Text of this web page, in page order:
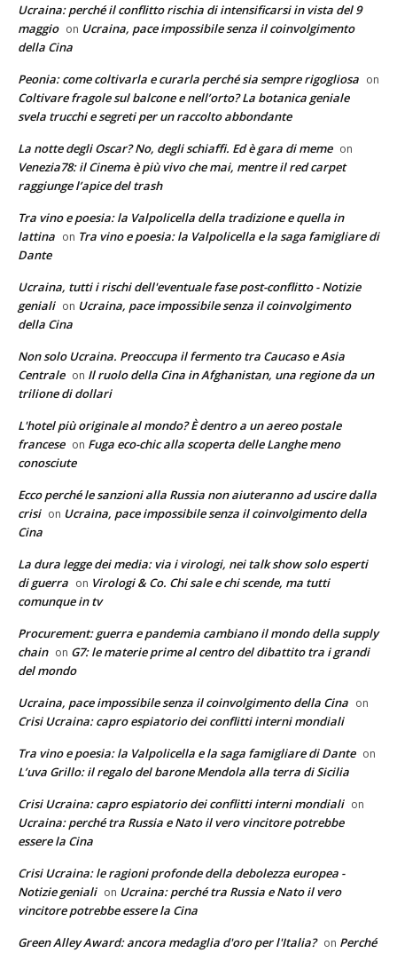
Ucraina: perché il conflitto rischia di intensificarsi in vista del 9
maggio on Ucraina, pace impossibile senza il coinvolgimento
della Cina
Peonia: come coltivarla e curarla perché sia sempre rigogliosa on
Coltivare fragole sul balcone e nell’orto? La botanica geniale
svela trucchi e segreti per un raccolto abbondante
La notte degli Oscar? No, degli schiaffi. Ed è gara di meme on
Venezia78: il Cinema è più vivo che mai, mentre il red carpet
raggiunge l’apice del trash
Tra vino e poesia: la Valpolicella della tradizione e quella in
lattina on Tra vino e poesia: la Valpolicella e la saga famigliare di
Dante
Ucraina, tutti i rischi dell'eventuale fase post-conflitto - Notizie
geniali on Ucraina, pace impossibile senza il coinvolgimento
della Cina
Non solo Ucraina. Preoccupa il fermento tra Caucaso e Asia
Centrale on Il ruolo della Cina in Afghanistan, una regione da un
trilione di dollari
L'hotel più originale al mondo? È dentro a un aereo postale
francese on Fuga eco-chic alla scoperta delle Langhe meno
conosciute
Ecco perché le sanzioni alla Russia non aiuteranno ad uscire dalla
crisi on Ucraina, pace impossibile senza il coinvolgimento della
Cina
La dura legge dei media: via i virologi, nei talk show solo esperti
di guerra on Virologi & Co. Chi sale e chi scende, ma tutti
comunque in tv
Procurement: guerra e pandemia cambiano il mondo della supply
chain on G7: le materie prime al centro del dibattito tra i grandi
del mondo
Ucraina, pace impossibile senza il coinvolgimento della Cina on
Crisi Ucraina: capro espiatorio dei conflitti interni mondiali
Tra vino e poesia: la Valpolicella e la saga famigliare di Dante on
L’uva Grillo: il regalo del barone Mendola alla terra di Sicilia
Crisi Ucraina: capro espiatorio dei conflitti interni mondiali on
Ucraina: perché tra Russia e Nato il vero vincitore potrebbe
essere la Cina
Crisi Ucraina: le ragioni profonde della debolezza europea -
Notizie geniali on Ucraina: perché tra Russia e Nato il vero
vincitore potrebbe essere la Cina
Green Alley Award: ancora medaglia d'oro per l'Italia? on Perché